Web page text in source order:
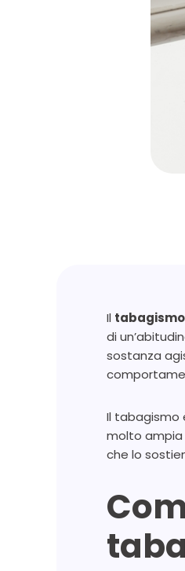
Il tabagismo
di
sostanza
Il tabagismo
molto ampia
che lo